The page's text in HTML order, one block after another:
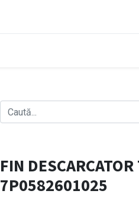
FIN
7P0582601025